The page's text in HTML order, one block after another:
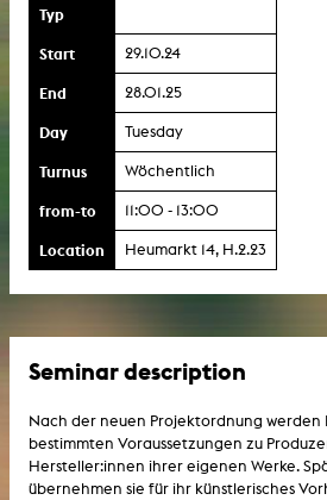
Typ
Start 29.10.24
End 28.01.25
Day Tuesday
Turnus Wöchentlich
from-to 11:00 - 13:00
Location Heumarkt 14, H.2.23
Seminar description
Nach der neuen Projektordnung werden
bestimmten Voraussetzungen zu
Hersteller:innen ihrer eigenen Werke.
übernehmen sie für ihr künstlerisches